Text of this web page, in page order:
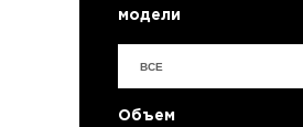
модели
ВСЕ
Объем